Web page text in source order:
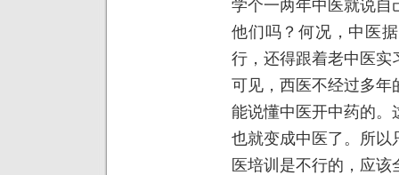
学个一两年中医就说自
他们吗？何况，中医
行，还得跟着老中医实
可见，西医不经过多年
能说懂中医开中药的。
也就变成中医了。所以
医培训是不行的，应